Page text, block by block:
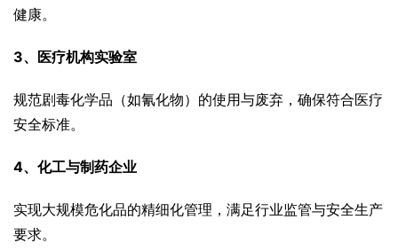
健康。
3、医疗机构实验室
规范剧毒化学品（如氰化物）的使用与废弃，确保符合医疗
安全标准。
4、化工与制药企业
实现大规模危化品的精细化管理，满足行业监管与安全生产
要求。